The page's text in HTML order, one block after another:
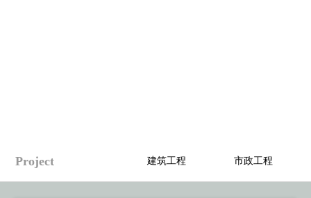
Project 建筑工程 市政工程